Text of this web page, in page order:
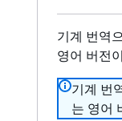
기계 번역
영어 버전
기계 번
는 영어